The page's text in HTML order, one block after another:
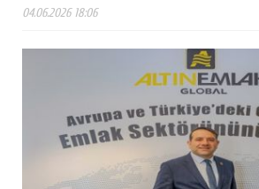
04.06.2026 18:06